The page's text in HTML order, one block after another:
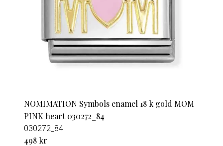
NOMIMATION Symbols enamel 18 k gold MOM
PINK heart 030272_84
030272_84
498 kr